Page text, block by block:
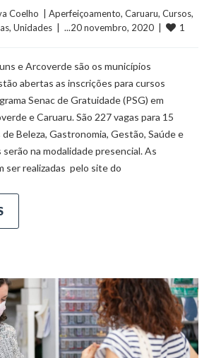
Coelho  |
Aperfeiçoamento, Caruaru, Cursos
, Unidades
  |  ...20 novembro, 2020  |
1
e Arcoverde são os municípios
abertas as inscrições para cursos
Senac de Gratuidade (PSG) em
e Caruaru. São 227 vagas para 15
Beleza, Gastronomia, Gestão, Saúde e
serão na modalidade presencial. As
ser realizadas pelo site do